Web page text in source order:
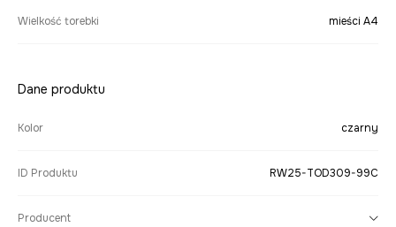
Wielkość torebki mieści A4
Dane produktu
Kolor czarny
ID Produktu RW25-TOD309-99C
Producent